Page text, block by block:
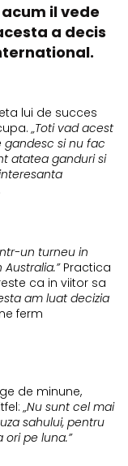
il vede
a decis
lui de succes
„Toti vad acest
si nu fac
atatea ganduri si
un turneu in
Practica
ca in viitor sa
am luat decizia
ferm
de minune,
„Nu sunt cel mai
sahului, pentru
pe luna.”